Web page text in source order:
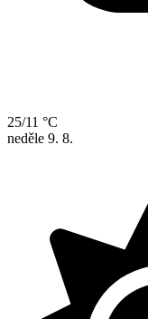
25/11 °C
neděle 9. 8.